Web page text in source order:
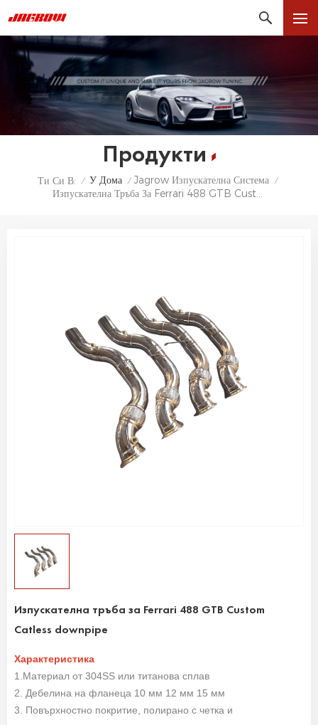
Продукти
Ти Си В: / У Дома / Jagrow Изпускателна Система /
Изпускателна тръба за Ferrari 488 GTB Custom
Catless downpipe
Характеристика
1.Материал от 304SS или титанова сплав
2. Дебелина на фланеца 10 мм 12 мм 15 мм
3. Повърхностно покритие, полирано с четка и